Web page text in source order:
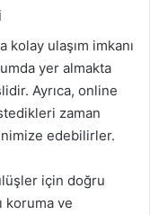
ulaşım imkanı
yer almakta
Ayrıca, online
zaman
edebilirler.
için doğru
koruma ve